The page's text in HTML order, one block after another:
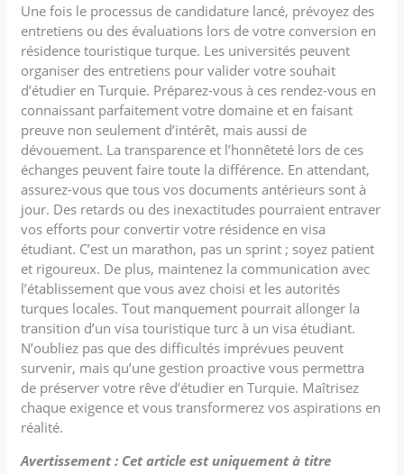
Une fois le processus de candidature lancé, prévoyez des
entretiens ou des évaluations lors de votre conversion en
résidence touristique turque. Les universités peuvent
organiser des entretiens pour valider votre souhait
d’étudier en Turquie. Préparez-vous à ces rendez-vous en
connaissant parfaitement votre domaine et en faisant
preuve non seulement d’intérêt, mais aussi de
dévouement. La transparence et l’honnêteté lors de ces
échanges peuvent faire toute la différence. En attendant,
assurez-vous que tous vos documents antérieurs sont à
jour. Des retards ou des inexactitudes pourraient entraver
vos efforts pour convertir votre résidence en visa
étudiant. C’est un marathon, pas un sprint ; soyez patient
et rigoureux. De plus, maintenez la communication avec
l’établissement que vous avez choisi et les autorités
turques locales. Tout manquement pourrait allonger la
transition d’un visa touristique turc à un visa étudiant.
N’oubliez pas que des difficultés imprévues peuvent
survenir, mais qu’une gestion proactive vous permettra
de préserver votre rêve d’étudier en Turquie. Maîtrisez
chaque exigence et vous transformerez vos aspirations en
réalité.
Avertissement : Cet article est uniquement à titre